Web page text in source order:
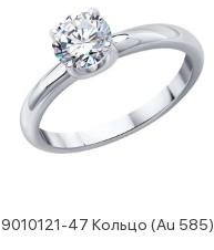
9010121-47 Кольцо (Au 585)